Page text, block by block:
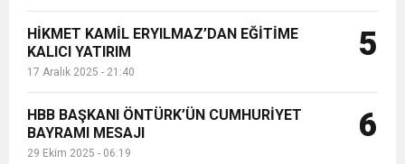
GÖNÜLLERE DOKUNAN ZİYARET
HİKMET KAMİL ERYILMAZ’DAN EĞİTİME
KALICI YATIRIM
17 Aralık 2025 - 21:40
5
HBB BAŞKANI ÖNTÜRK’ÜN CUMHURİYET
BAYRAMI MESAJI
29 Ekim 2025 - 06:19
6